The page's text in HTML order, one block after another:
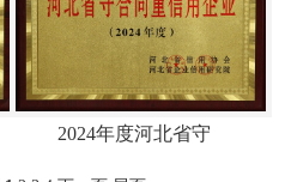
2024年度河北省守